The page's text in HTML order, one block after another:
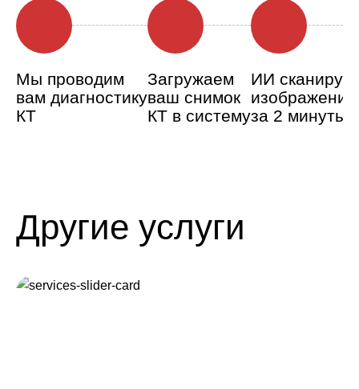
Мы проводим
вам диагностику
КТ
Загружаем
ваш снимок
КТ в систему
ИИ сканирует
изображение
за 2 минуты
Другие услуги